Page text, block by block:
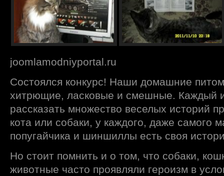
joomlamodniyportal.ru
Состоялся конкурс! Наши домашние
хитрющие, ласковые и смешные. Каждый
рассказать множество веселых историй
кота или собаки, у каждого, даже самого
попугайчика и шиншиллы есть своя
Но стоит помнить и о том, что собаки,
животные часто проявляли героизм в